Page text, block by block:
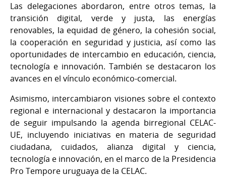
Las delegaciones abordaron, entre otros temas, la
transición digital, verde y justa, las energías
renovables, la equidad de género, la cohesión social,
la cooperación en seguridad y justicia, así como las
oportunidades de intercambio en educación, ciencia,
tecnología e innovación. También se destacaron los
avances en el vínculo económico-comercial.
Asimismo, intercambiaron visiones sobre el contexto
regional e internacional y destacaron la importancia
de seguir impulsando la agenda birregional CELAC-
UE, incluyendo iniciativas en materia de seguridad
ciudadana, cuidados, alianza digital y ciencia,
tecnología e innovación, en el marco de la Presidencia
Pro Tempore uruguaya de la CELAC.